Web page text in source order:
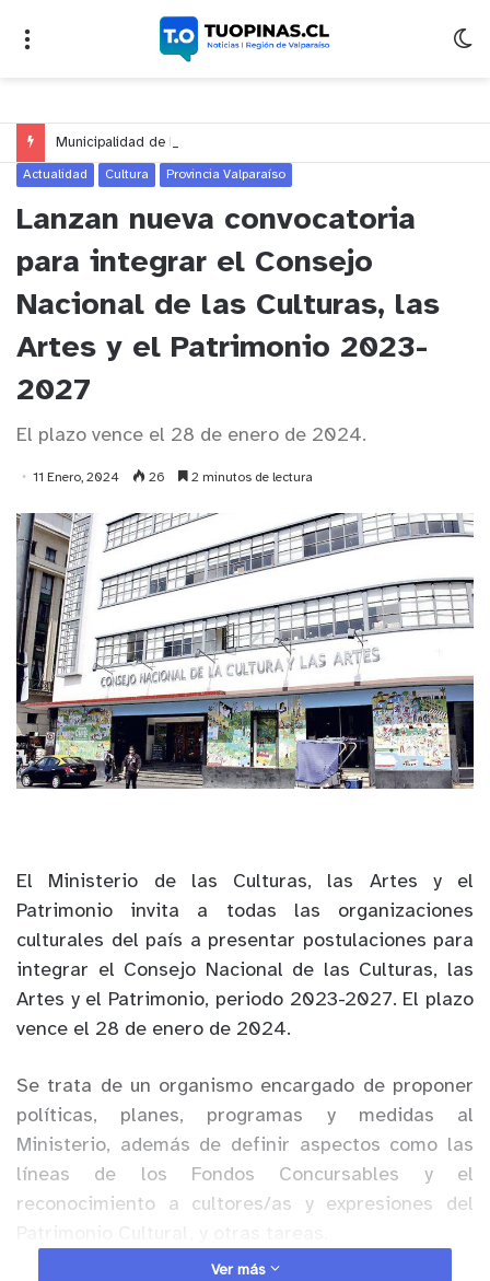
Actualidad Cultura Provincia Valparaíso
Lanzan nueva convocatoria
para integrar el Consejo
Nacional de las Culturas, las
Artes y el Patrimonio 2023-
2027
El plazo vence el 28 de enero de 2024.
11 Enero, 2024 26 2 minutos de lectura
El Ministerio de las Culturas, las Artes y el
Patrimonio invita a todas las organizaciones
culturales del país a presentar postulaciones para
integrar el Consejo Nacional de las Culturas, las
Artes y el Patrimonio, periodo 2023-2027. El plazo
vence el 28 de enero de 2024.
Se trata de un organismo encargado de proponer
políticas, planes, programas y medidas al
Ministerio, además de definir aspectos como las
líneas de los Fondos Concursables y el
reconocimiento a cultores/as y expresiones del
Ver más